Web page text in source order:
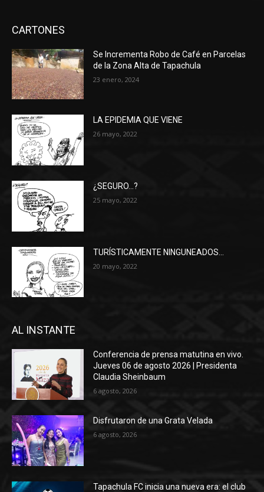
CARTONES
Se Incrementa Robo de Café en Parcelas
de la Zona Alta de Tapachula
23 enero, 2024
LA EPIDEMIA QUE VIENE
26 mayo, 2022
¿SEGURO…?
25 mayo, 2022
TURÍSTICAMENTE NINGUNEADOS…
20 mayo, 2022
AL INSTANTE
Conferencia de prensa matutina en vivo.
Jueves 06 de agosto 2026 | Presidenta
Claudia Sheinbaum
6 agosto, 2026
Disfrutaron de una Grata Velada
6 agosto, 2026
Tapachula FC inicia una nueva era: el club